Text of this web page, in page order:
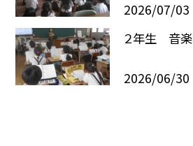
2026/07/03
２年生 音楽
2026/06/30